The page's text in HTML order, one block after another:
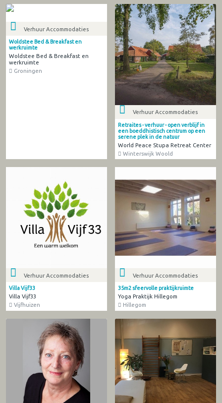
Verhuur Accommodaties
Woldstee Bed & Breakfast en
werkruimte
Woldstee Bed & Breakfast en
werkruimte
Groningen
Verhuur Accommodaties
Retraites - verhuur - open verblijf in
een boeddhistisch centrum op een
serene plek in de natuur
World Peace Stupa Retreat Center
Winterswijk Woold
Verhuur Accommodaties
Villa Vijf33
Villa Vijf33
Vijfhuizen
Verhuur Accommodaties
35m2 sfeervolle praktijkruimte
Yoga Praktijk Hillegom
Hillegom